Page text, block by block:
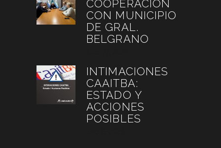
COOPERACIÓN
CON MUNICIPIO
DE GRAL.
BELGRANO
INTIMACIONES
CAAITBA:
ESTADO Y
ACCIONES
POSIBLES